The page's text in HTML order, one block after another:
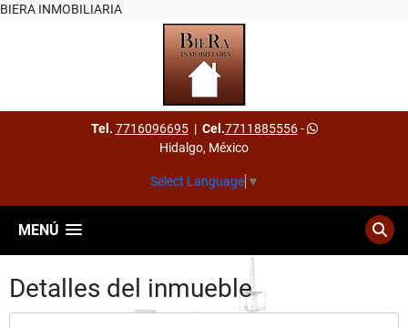
BIERA INMOBILIARIA
Tel. 7716096695| Cel.7711885556-
Hidalgo, México
Select Language ▼
MENÚ
Detalles del inmueble